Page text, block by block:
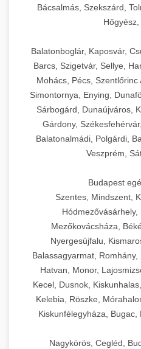
Bácsalmás, Szekszárd,
Balatonboglár, Kaposvár,
Barcs, Szigetvár, Sellye,
Mohács, Pécs,
Simontornya, Enying,
Sárbogárd, Dunaújváros,
Gárdony,
Balatonalmádi, Polgárdi,
Veszprém,
Budapest
Szentes, Mindszent,
Mezőkovácsháza,
Nyergesújfalu,
Balassagyarmat,
Hatvan, Monor,
Kecel, Dusnok,
Kelebia, Röszke,
Kiskunfélegyháza, Bugac,
Nagykörös, Cegléd,